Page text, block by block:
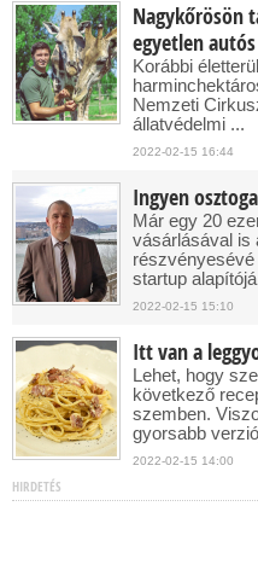
Nagykőrösön
egyetlen
Korábbi
Nemzeti
állatvédelmi ...
2022-02-15 16:44
Ingyen
Már egy 20
vásárlásával is
startup
2022-02-15 15:10
Itt van a
Lehet, hogy
következő
szemben.
gyorsabb
2022-02-15 14:00
HIRDETÉS